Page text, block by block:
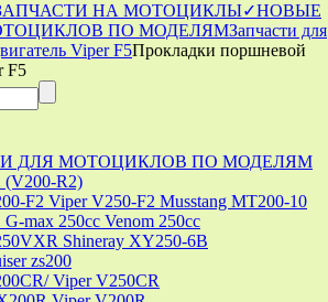
НА МОТОЦИКЛЫ✓НОВЫЕ
ПО МОДЕЛЯМЗапчасти для
Viper F5Прокладки поршневой
F5
ДЛЯ МОТОЦИКЛОВ ПО МОДЕЛЯМ
(V200-R2)
F2 Viper V250-F2 Musstang MT200-10
max 250cc Venom 250cc
Shineray XY250-6B
zs200
Viper V250CR